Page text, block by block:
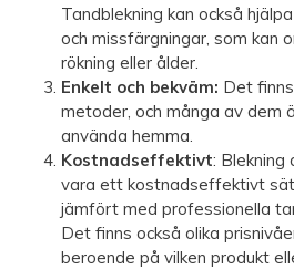
Tandblekning kan också
och missfärgningar, som kan
rökning eller ålder.
Enkelt och bekväm: Det
metoder, och många av dem
använda hemma.
Kostnadseffektivt: Blekning
vara ett kostnadseffektivt
jämfört med professionella
Det finns också olika
beroende på vilken produkt